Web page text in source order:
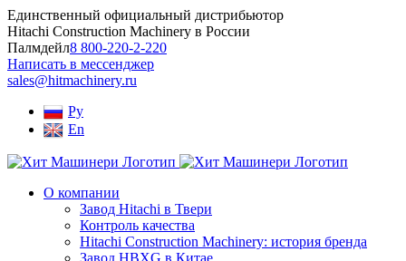
Skip
to
content
Единственный официальный дистрибьютор
Hitachi Construction Machinery в России
Палмдейл8 800-220-2-220
Написать в мессенджер
sales@hitmachinery.ru
Ру
En
О компании
Завод Hitachi в Твери
Контроль качества
Hitachi Construction Machinery: история бренда
Завод HBXG в Китае